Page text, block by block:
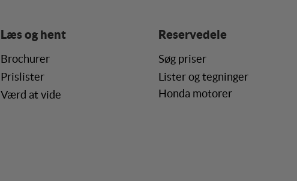
Læs og hent
Brochurer
Prislister
Værd at vide
Reservedele
Søg priser
Lister og tegninger
Honda motorer
Markedsførings-cookies (tracking-cookies) indsamler brugerens digitale
registrerer, hvad brugeren interesserer sig for/søger på for at kunne vise
internettet.